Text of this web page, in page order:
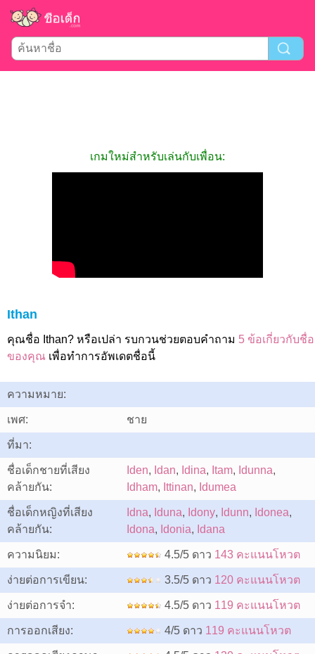
เกมใหม่สำหรับเล่นกับเพื่อน:
Ithan
คุณชื่อ Ithan? หรือเปล่า รบกวนช่วยตอบคำถาม 5 ข้อเกี่ยวกับชื่อ
ของคุณ เพื่อทำการอัพเดตชื่อนี้
ความหมาย:
เพศ: ชาย
ที่มา:
ชื่อเด็กชายที่เสียง
คล้ายกัน:
Iden, Idan, Idina, Itam, Idunna,
Idham, Ittinan, Idumea
ชื่อเด็กหญิงที่เสียง
คล้ายกัน:
Idna, Iduna, Idony, Idunn, Idonea,
Idona, Idonia, Idana
ความนิยม: 4.5/5 ดาว 143 คะแนนโหวต
ง่ายต่อการเขียน: 3.5/5 ดาว 120 คะแนนโหวต
ง่ายต่อการจำ: 4.5/5 ดาว 119 คะแนนโหวต
การออกเสียง: 4/5 ดาว 119 คะแนนโหวต